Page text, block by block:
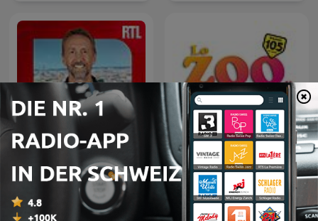
L'œil de Philippe
Caverivière
Lo Zoo di 105